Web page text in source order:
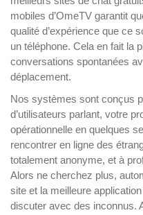
mobiles d’OmeTV garantit
qualité d’expérience que ce
un téléphone. Cela en fait la
conversations spontanées
déplacement.
Nos systèmes sont conçus
d’utilisateurs parlant, votre
opérationnelle en quelques
rencontrer en ligne des
totalement anonyme, et à
Alors ne cherchez plus,
site et la meilleure application
discuter avec des inconnus.